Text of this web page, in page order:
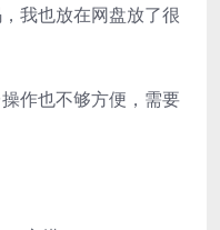
我也放在网盘放了很
作也不够方便，需要